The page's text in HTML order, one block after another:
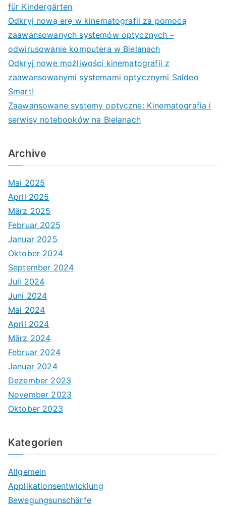
für Kindergärten
Odkryj nową erę w kinematografii za pomocą
zaawansowanych systemów optycznych –
odwirusowanie komputera w Bielanach
Odkryj nowe możliwości kinematografii z
zaawansowanymi systemami optycznymi Saldeo
Smart!
Zaawansowane systemy optyczne: Kinematografia i
serwisy notebooków na Bielanach
Archive
Mai 2025
April 2025
März 2025
Februar 2025
Januar 2025
Oktober 2024
September 2024
Juli 2024
Juni 2024
Mai 2024
April 2024
März 2024
Februar 2024
Januar 2024
Dezember 2023
November 2023
Oktober 2023
Kategorien
Allgemein
Applikationsentwicklung
Bewegungsunschärfe